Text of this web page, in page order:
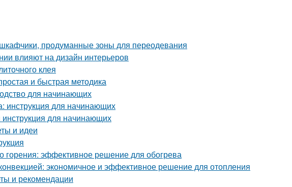
продуманные зоны для переодевания
влияют на дизайн интерьеров
клея
и быстрая методика
для начинающих
инструкция для начинающих
для начинающих
и идеи
горения: эффективное решение для обогрева
экономичное и эффективное решение для отопления
и рекомендации